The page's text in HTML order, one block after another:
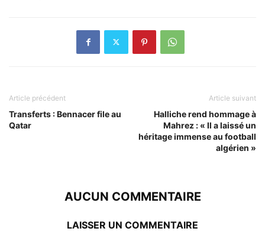
Article précédent
Transferts : Bennacer file au
Qatar
Article suivant
Halliche rend hommage à
Mahrez : « Il a laissé un
héritage immense au football
algérien »
AUCUN COMMENTAIRE
LAISSER UN COMMENTAIRE